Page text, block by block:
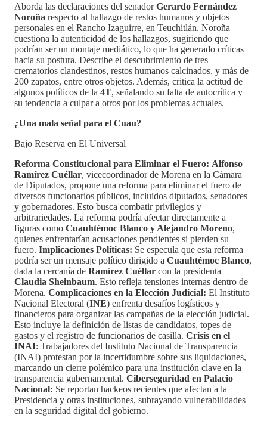
Aborda las declaraciones del senadorGerardo Fernández
Noroña respecto al hallazgo de restos humanos y objetos
personales en el Rancho Izaguirre, en Teuchitlán. Noroña
cuestiona la autenticidad de los hallazgos, sugiriendo que
podrían ser un montaje mediático, lo que ha generado críticas
hacia su postura. Describe el descubrimiento de tres
crematorios clandestinos, restos humanos calcinados, y más de
200 zapatos, entre otros objetos. Además, critica la actitud de
algunos políticos de la 4T, señalando su falta de autocrítica y
su tendencia a culpar a otros por los problemas actuales.
¿Una mala señal para el Cuau?
Bajo Reserva en El Universal
Reforma Constitucional para Eliminar el Fuero: Alfonso
Ramírez Cuéllar, vicecoordinador de Morena en la Cámara
de Diputados, propone una reforma para eliminar el fuero de
diversos funcionarios públicos, incluidos diputados, senadores
y gobernadores. Esto busca combatir privilegios y
arbitrariedades. La reforma podría afectar directamente a
figuras como Cuauhtémoc Blanco y Alejandro Moreno,
quienes enfrentarían acusaciones pendientes si pierden su
fuero. Implicaciones Políticas: Se especula que esta reforma
podría ser un mensaje político dirigido a Cuauhtémoc Blanco,
dada la cercanía de Ramírez Cuéllar con la presidenta
Claudia Sheinbaum. Esto refleja tensiones internas dentro de
Morena. Complicaciones en la Elección Judicial: El Instituto
Nacional Electoral (INE) enfrenta desafíos logísticos y
financieros para organizar las campañas de la elección judicial.
Esto incluye la definición de listas de candidatos, topes de
gastos y el registro de funcionarios de casilla. Crisis en el
INAI: Trabajadores del Instituto Nacional de Transparencia
(INAI) protestan por la incertidumbre sobre sus liquidaciones,
marcando un cierre polémico para una institución clave en la
transparencia gubernamental. Ciberseguridad en Palacio
Nacional: Se reportan hackeos recientes que afectan a la
Presidencia y otras instituciones, subrayando vulnerabilidades
en la seguridad digital del gobierno.